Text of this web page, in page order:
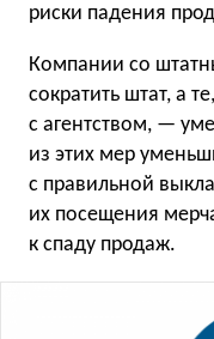
риски падения
Компании со
сократить штат, а
с агентством, —
из этих мер
с правильной
их посещения
к спаду продаж.